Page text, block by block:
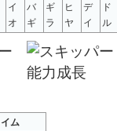
イ
オ
バ
ギ
ギ
ラ
ヒ
ヤ
デ
イ
ド
ル
ム